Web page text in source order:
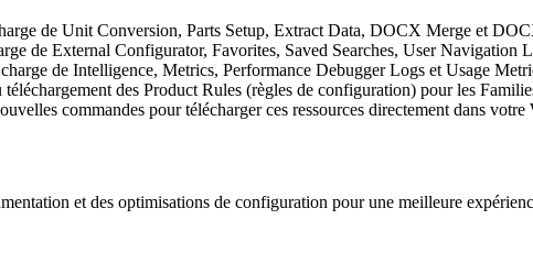
de Unit Conversion, Parts Setup, Extract Data, DOCX Merge et
de External Configurator, Favorites, Saved Searches, User Navigation
de Intelligence, Metrics, Performance Debugger Logs et Usage
des Product Rules (règles de configuration) pour les
commandes pour télécharger ces ressources directement dans votre
et des optimisations de configuration pour une meilleure